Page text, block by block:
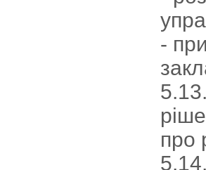
-
про